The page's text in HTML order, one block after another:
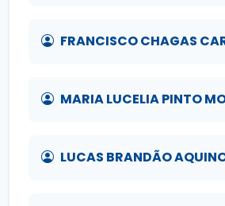
FRANCISCO CHAGAS
MARIA LUCELIA PINTO
LUCAS BRANDÃO